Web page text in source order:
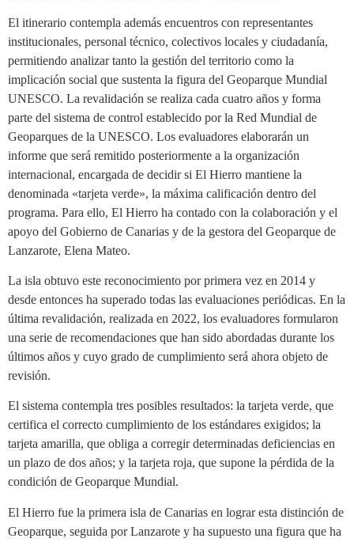
El itinerario contempla además encuentros con representantes
institucionales, personal técnico, colectivos locales y ciudadanía,
permitiendo analizar tanto la gestión del territorio como la
implicación social que sustenta la figura del Geoparque Mundial
UNESCO. La revalidación se realiza cada cuatro años y forma
parte del sistema de control establecido por la Red Mundial de
Geoparques de la UNESCO. Los evaluadores elaborarán un
informe que será remitido posteriormente a la organización
internacional, encargada de decidir si El Hierro mantiene la
denominada «tarjeta verde», la máxima calificación dentro del
programa. Para ello, El Hierro ha contado con la colaboración y el
apoyo del Gobierno de Canarias y de la gestora del Geoparque de
Lanzarote, Elena Mateo.
La isla obtuvo este reconocimiento por primera vez en 2014 y
desde entonces ha superado todas las evaluaciones periódicas. En la
última revalidación, realizada en 2022, los evaluadores formularon
una serie de recomendaciones que han sido abordadas durante los
últimos años y cuyo grado de cumplimiento será ahora objeto de
revisión.
El sistema contempla tres posibles resultados: la tarjeta verde, que
certifica el correcto cumplimiento de los estándares exigidos; la
tarjeta amarilla, que obliga a corregir determinadas deficiencias en
un plazo de dos años; y la tarjeta roja, que supone la pérdida de la
condición de Geoparque Mundial.
El Hierro fue la primera isla de Canarias en lograr esta distinción de
Geoparque, seguida por Lanzarote y ha supuesto una figura que ha